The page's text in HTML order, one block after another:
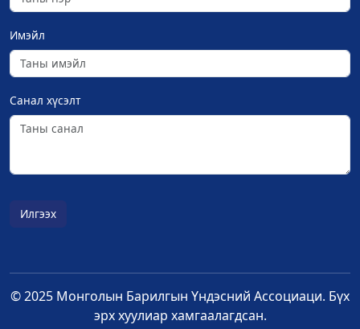
Имэйл
Санал хүсэлт
Илгээх
© 2025 Монголын Барилгын Үндэсний Ассоциаци. Бүх
эрх хуулиар хамгаалагдсан.